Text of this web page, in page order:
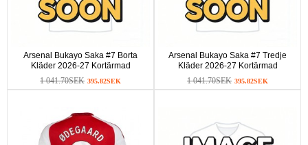
Arsenal Bukayo Saka #7 Borta
Kläder 2026-27 Kortärmad
1 041.70SEK 395.82SEK
Arsenal Bukayo Saka #7 Tredje
Kläder 2026-27 Kortärmad
1 041.70SEK 395.82SEK